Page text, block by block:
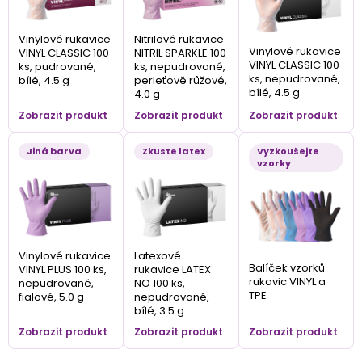
Vinylové rukavice
VINYL CLASSIC 100
ks, pudrované,
bílé, 4.5 g
Zobrazit produkt
Nitrilové rukavice
NITRIL SPARKLE 100
ks, nepudrované,
perleťově růžové,
4.0 g
Zobrazit produkt
Vinylové rukavice
VINYL CLASSIC 100
ks, nepudrované,
bílé, 4.5 g
Zobrazit produkt
Jiná barva
Vinylové rukavice
VINYL PLUS 100 ks,
nepudrované,
fialové, 5.0 g
Zobrazit produkt
Zkuste latex
Latexové
rukavice LATEX
NO 100 ks,
nepudrované,
bílé, 3.5 g
Zobrazit produkt
Vyzkoušejte
vzorky
Balíček vzorků
rukavic VINYL a
TPE
Zobrazit produkt